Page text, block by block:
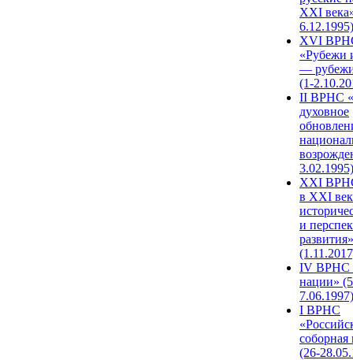
XXI
6.12.1995)
XVI
«Рубежи
—
(1-
II ВРНС
духовное
3.02.1995)
XХI
в XXI
и
развития»
IV ВРНС
нации»
7.06.1997)
I ВРНС
(26-